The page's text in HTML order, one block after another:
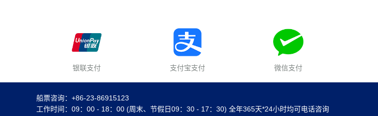
银联支付 支付宝支付 微信支付
船票咨询：+86-23-86915123
工作时间：09：00 - 18：00 (周末、节假日09：30 - 17：30) 全年365天*24小时均可电话咨询